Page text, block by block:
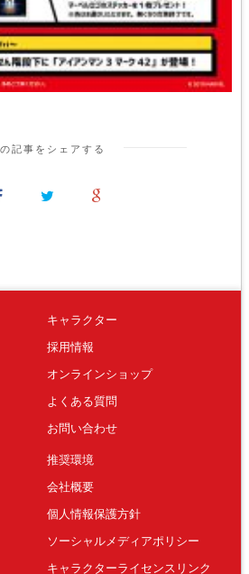
記事をシェアする
キャラクター
採用情報
オンラインショップ
よくある質問
お問い合わせ
推奨環境
会社概要
個人情報保護方針
ソーシャルメディアポリシー
キャラクターライセンスリンク